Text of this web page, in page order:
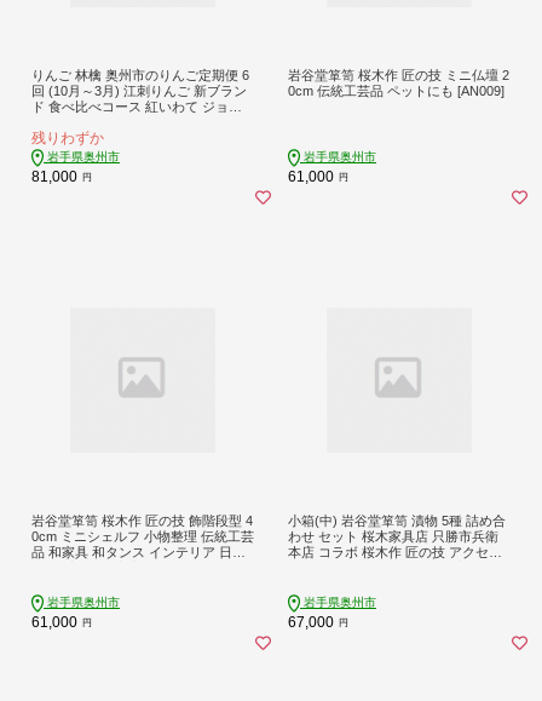
りんご 林檎 奥州市のりんご定期便 6
回 (10月～3月) 江刺りんご 新ブラン
ド 食べ比べコース 紅いわて ジョナ
ルド 恋桜 奥州ロマン フルーツ 果物
期間限定 数量限定 定期便 食べ比べ
離島配送不可 [AQ030]
残りわずか
岩手県奥州市
81,000 円
岩谷堂箪笥 桜木作 匠の技 ミニ仏壇 2
0cm 伝統工芸品 ペットにも [AN009]
岩手県奥州市
61,000 円
岩谷堂箪笥 桜木作 匠の技 飾階段型 4
0cm ミニシェルフ 小物整理 伝統工芸
品 和家具 和タンス インテリア 日本
岩手県奥州市
61,000 円
小箱(中) 岩谷堂箪笥 漬物 5種 詰め合
わせ セット 桜木家具店 只勝市兵衛
本店 コラボ 桜木作 匠の技 アクセサ
岩手県奥州市
67,000 円